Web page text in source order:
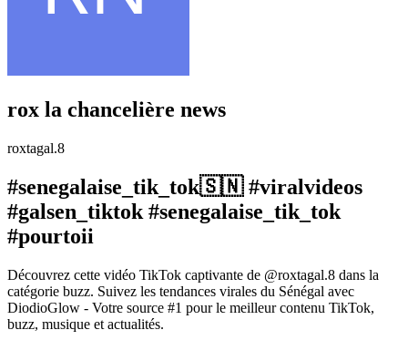
rox la chancelière news
roxtagal.8
#senegalaise_tik_tok🇸🇳 #viralvideos
#galsen_tiktok #senegalaise_tik_tok
#pourtoii
Découvrez cette vidéo TikTok captivante de @roxtagal.8 dans la
catégorie buzz. Suivez les tendances virales du Sénégal avec
DiodioGlow - Votre source #1 pour le meilleur contenu TikTok,
buzz, musique et actualités.